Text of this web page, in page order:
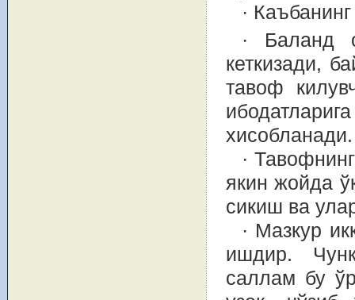
·
· Баланд
кеткизади,
тавоф
хисобланади.
·
якин жойда
сикиш ва
· Мазкур
ишдир.
саллам бу